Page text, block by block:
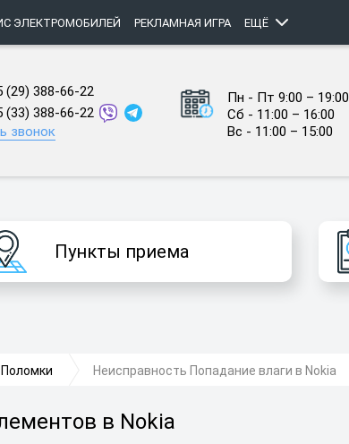
ЭЛЕКТРОМОБИЛЕЙ РЕКЛАМНАЯ ИГРА ЕЩЁ
(29) 388-66-22
(33) 388-66-22
звонок
Пн - Пт 9:00 – 19:00
Сб - 11:00 – 16:00
Вс - 11:00 – 15:00
Пункты приема
Неисправность Попадание влаги в Nokia
в Nokia